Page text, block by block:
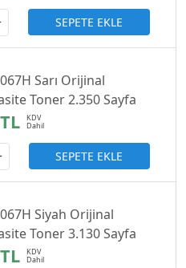
SEPETE EKLE
Sarı Orijinal
Toner 2.350 Sayfa
SEPETE EKLE
Siyah Orijinal
Toner 3.130 Sayfa